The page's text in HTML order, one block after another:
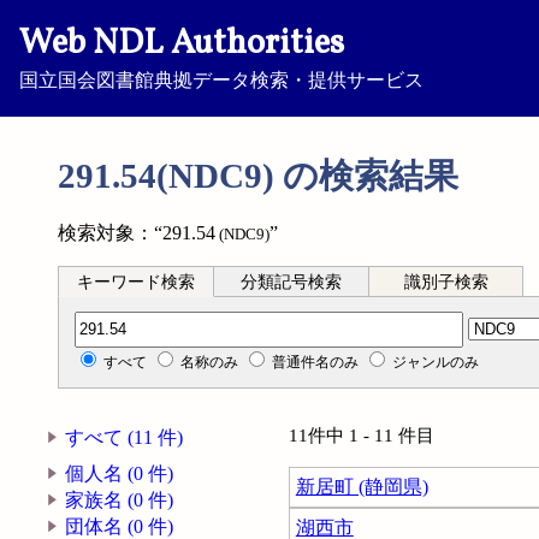
Web NDL Authorities
国立国会図書館典拠データ検索・提供サービス
291.54(NDC9) の検索結果
検索対象：“291.54 (NDC9)”
キーワード検索 分類記号検索 識別子検索
分類記号検索
すべて 名称のみ 普通件名のみ ジャンルのみ
すべて (11 件)
個人名 (0 件)
家族名 (0 件)
団体名 (0 件)
11件中 1 - 11 件目
新居町 (静岡県)
湖西市